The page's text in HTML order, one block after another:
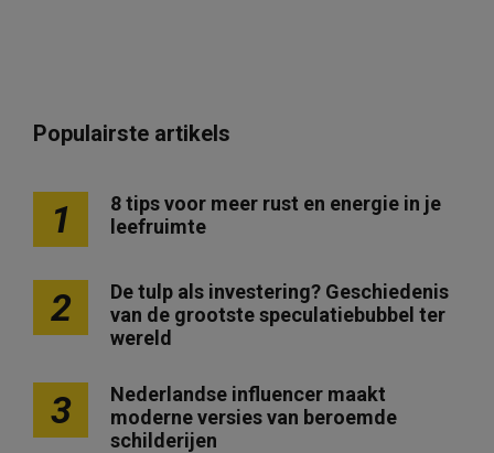
Populairste artikels
1
8 tips voor meer rust en energie in je
leefruimte
2
De tulp als investering? Geschiedenis
van de grootste speculatiebubbel ter
wereld
3
Nederlandse influencer maakt
moderne versies van beroemde
schilderijen